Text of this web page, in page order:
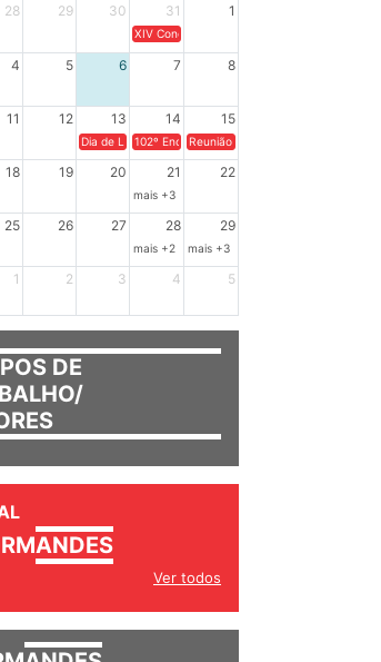
28 29 30 31 1
XIV Congresso Brasileiro de
4 5 6 7 8
11 12 13 14 15
Dia de Luta em Defesa de Cuba e da Soberania dos
102º Encontro da Regional Leste, “Em terra
Reunião GTPE.
18 19 20 21 22
mais +3
25 26 27 28 29
mais +2 mais +3
1 2 3 4 5
DE
ANDES
Ver todos